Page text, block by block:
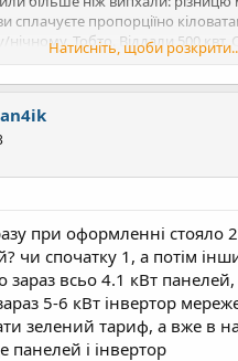
сплачуєте пропорціїно
Тобто. Віддали 500 квт.
Разом спожили 1000 квт
500. різниця 500 квт. Її ділять
ніч. 70% від 500 по денному,
Натисніть, щоби
при оформленні стояло
чи спочатку 1, а потім
зараз всьо 4.1 кВт
5-6 кВт інвертор
зелений тариф, а вже в
і інвертор